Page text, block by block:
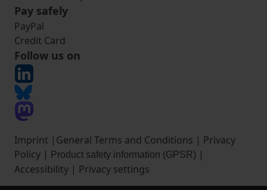
Pay safely
PayPal
Credit Card
Follow us on
Imprint | General Terms and Conditions | Privacy
Policy | Product safety information (GPSR) |
Accessibility | Privacy settings